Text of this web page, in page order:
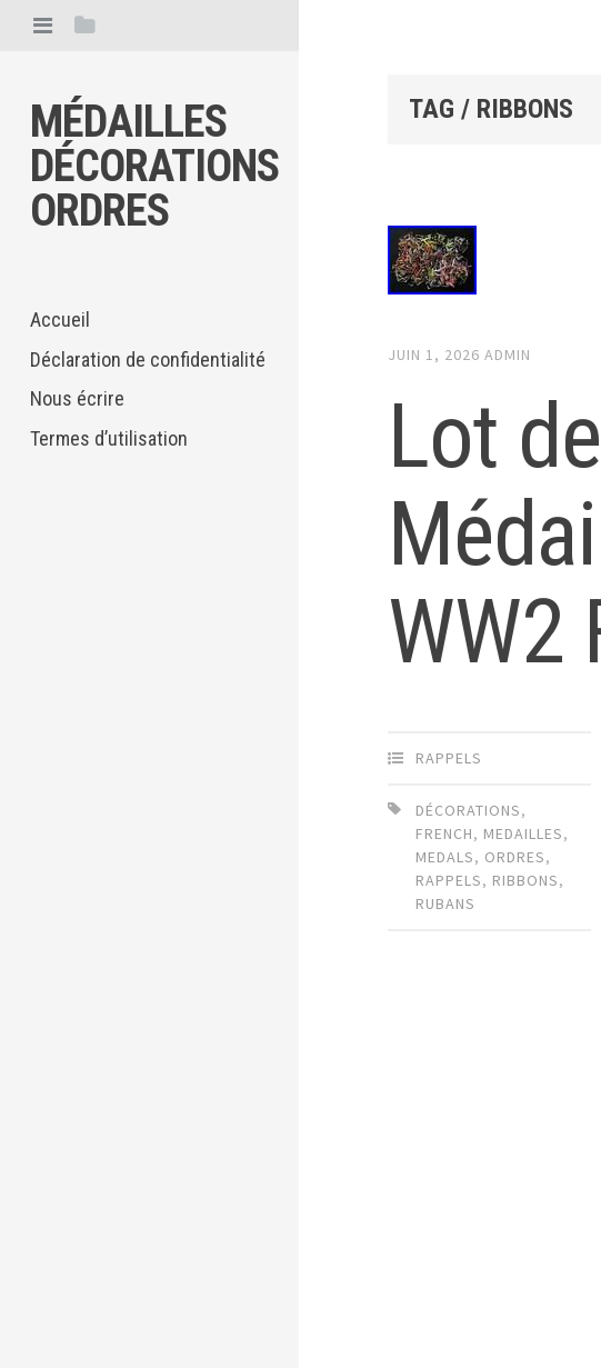
MÉDAILLES
DÉCORATIONS
ORDRES
Accueil
Déclaration de confidentialité
Nous écrire
Termes d’utilisation
TAG / RIBBONS
JUIN 1, 2026 ADMIN
Lot
WW2
RAPPELS
DÉCORATIONS,
FRENCH, MEDAILLES,
MEDALS, ORDRES,
RAPPELS, RIBBONS,
RUBANS